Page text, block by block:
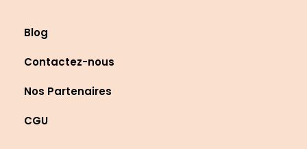
Blog
Contactez-nous
Nos Partenaires
CGU